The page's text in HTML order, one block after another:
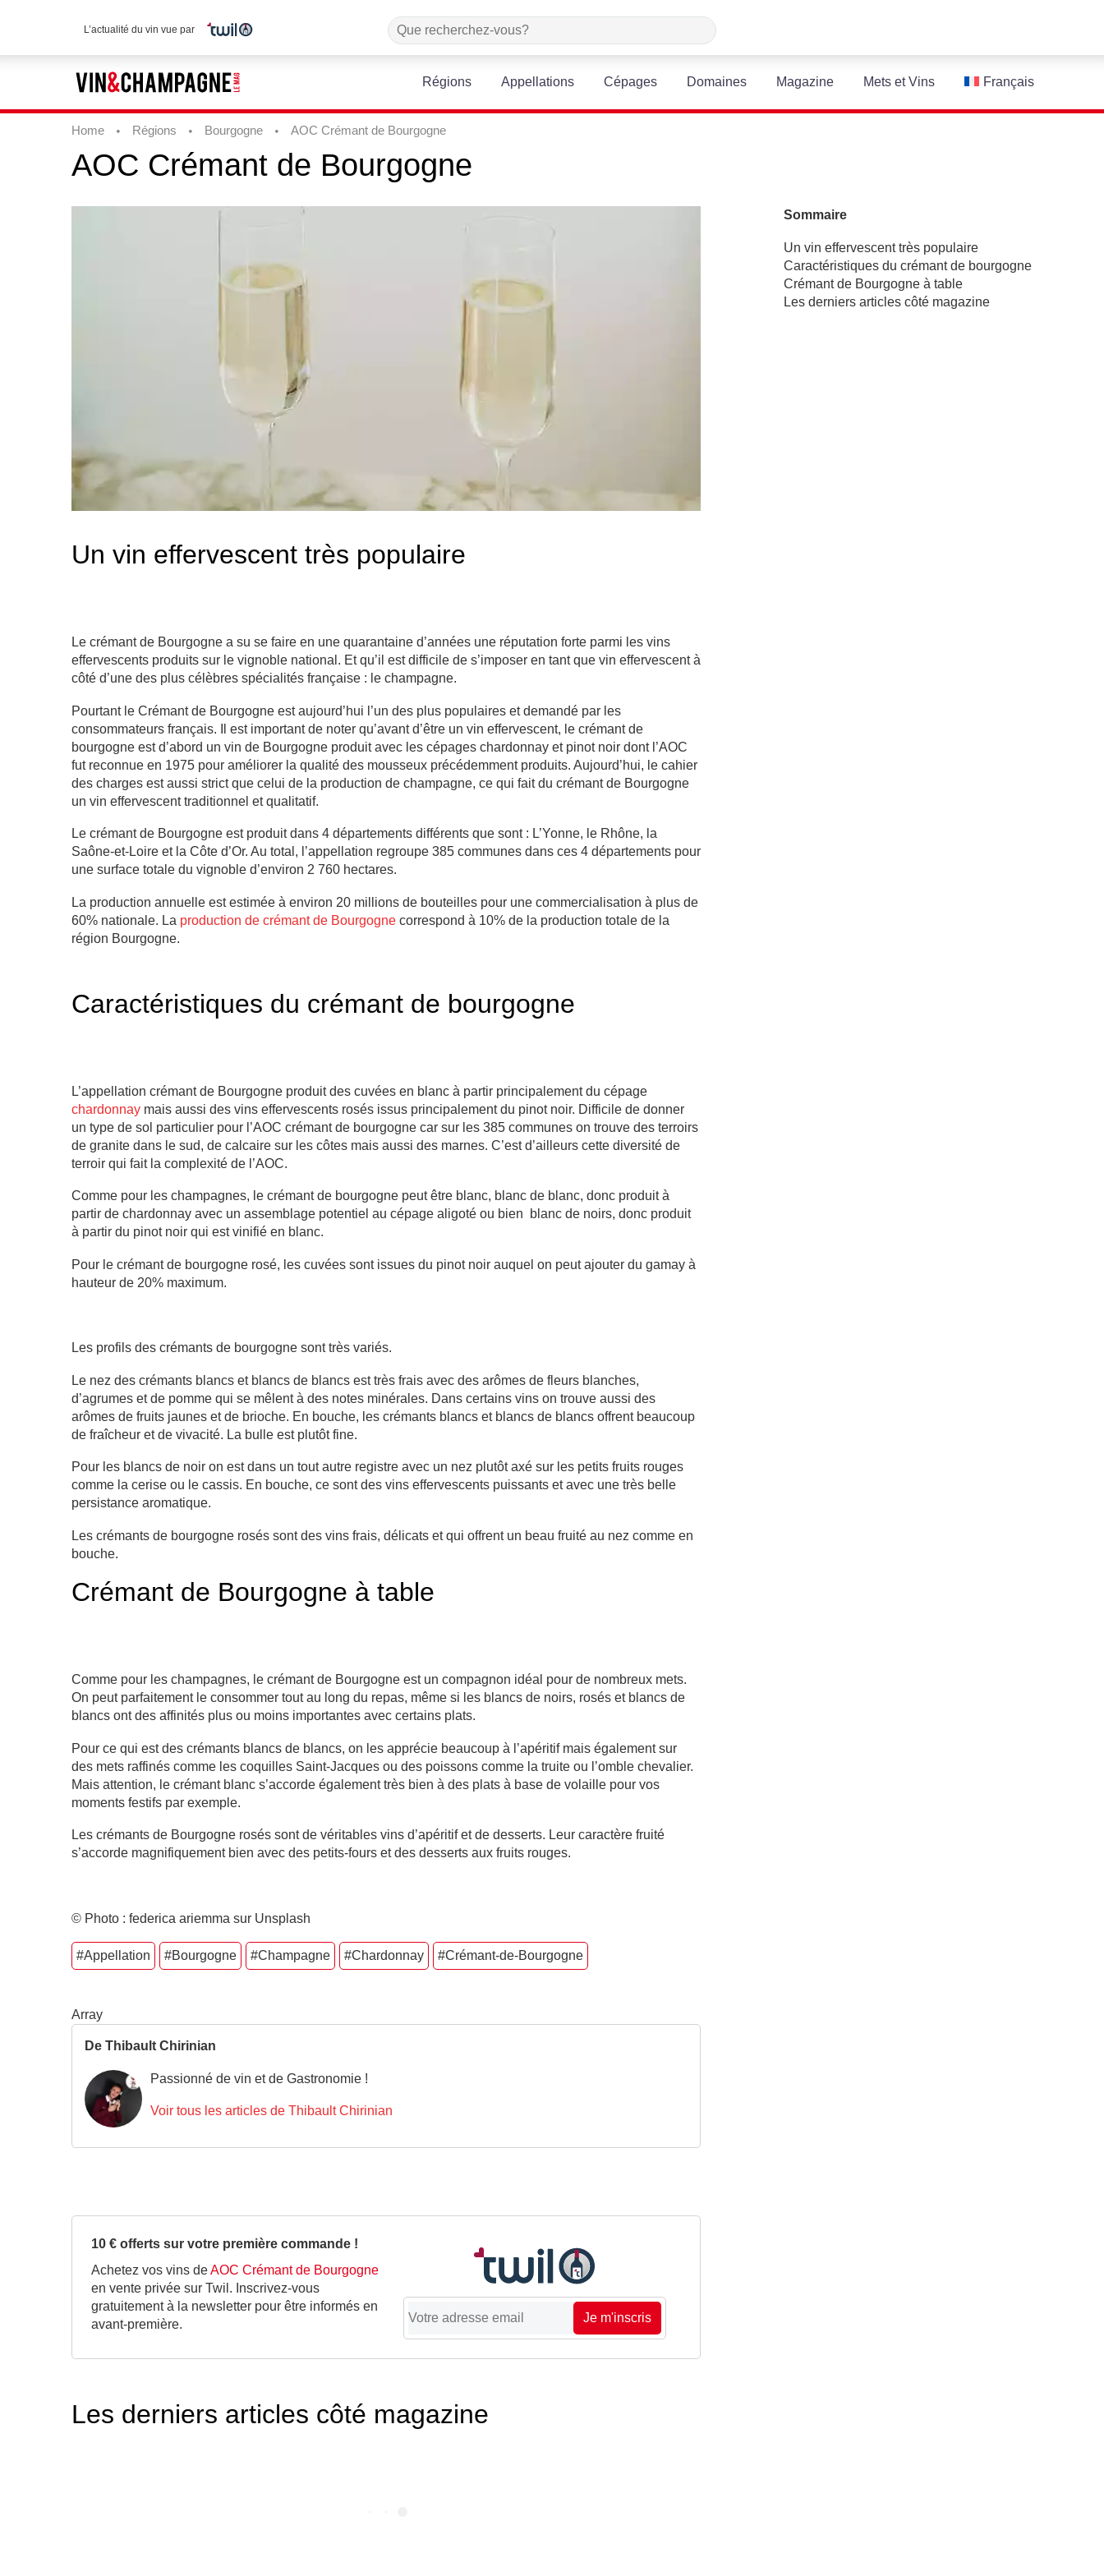
L’actualité du vin vue par
Régions Appellations Cépages Domaines Magazine Mets et Vins Français
Home Régions Bourgogne AOC Crémant de Bourgogne
AOC Crémant de Bourgogne
Sommaire
Un vin effervescent très populaire
Caractéristiques du crémant de bourgogne
Crémant de Bourgogne à table
Les derniers articles côté magazine
Un vin effervescent très populaire
Le crémant de Bourgogne a su se faire en une quarantaine d’années une réputation forte parmi les vins
effervescents produits sur le vignoble national. Et qu’il est difficile de s’imposer en tant que vin effervescent à
côté d’une des plus célèbres spécialités française : le champagne.
Pourtant le Crémant de Bourgogne est aujourd’hui l’un des plus populaires et demandé par les
consommateurs français. Il est important de noter qu’avant d’être un vin effervescent, le crémant de
bourgogne est d’abord un vin de Bourgogne produit avec les cépages chardonnay et pinot noir dont l’AOC
fut reconnue en 1975 pour améliorer la qualité des mousseux précédemment produits. Aujourd’hui, le cahier
des charges est aussi strict que celui de la production de champagne, ce qui fait du crémant de Bourgogne
un vin effervescent traditionnel et qualitatif.
Le crémant de Bourgogne est produit dans 4 départements différents que sont : L’Yonne, le Rhône, la
Saône-et-Loire et la Côte d’Or. Au total, l’appellation regroupe 385 communes dans ces 4 départements pour
une surface totale du vignoble d’environ 2 760 hectares.
La production annuelle est estimée à environ 20 millions de bouteilles pour une commercialisation à plus de
60% nationale. La production de crémant de Bourgogne correspond à 10% de la production totale de la
région Bourgogne.
Caractéristiques du crémant de bourgogne
L’appellation crémant de Bourgogne produit des cuvées en blanc à partir principalement du cépage
chardonnay mais aussi des vins effervescents rosés issus principalement du pinot noir. Difficile de donner
un type de sol particulier pour l’AOC crémant de bourgogne car sur les 385 communes on trouve des terroirs
de granite dans le sud, de calcaire sur les côtes mais aussi des marnes. C’est d’ailleurs cette diversité de
terroir qui fait la complexité de l’AOC.
Comme pour les champagnes, le crémant de bourgogne peut être blanc, blanc de blanc, donc produit à
partir de chardonnay avec un assemblage potentiel au cépage aligoté ou bien blanc de noirs, donc produit
à partir du pinot noir qui est vinifié en blanc.
Pour le crémant de bourgogne rosé, les cuvées sont issues du pinot noir auquel on peut ajouter du gamay à
hauteur de 20% maximum.
Les profils des crémants de bourgogne sont très variés.
Le nez des crémants blancs et blancs de blancs est très frais avec des arômes de fleurs blanches,
d’agrumes et de pomme qui se mêlent à des notes minérales. Dans certains vins on trouve aussi des
arômes de fruits jaunes et de brioche. En bouche, les crémants blancs et blancs de blancs offrent beaucoup
de fraîcheur et de vivacité. La bulle est plutôt fine.
Pour les blancs de noir on est dans un tout autre registre avec un nez plutôt axé sur les petits fruits rouges
comme la cerise ou le cassis. En bouche, ce sont des vins effervescents puissants et avec une très belle
persistance aromatique.
Les crémants de bourgogne rosés sont des vins frais, délicats et qui offrent un beau fruité au nez comme en
bouche.
Crémant de Bourgogne à table
Comme pour les champagnes, le crémant de Bourgogne est un compagnon idéal pour de nombreux mets.
On peut parfaitement le consommer tout au long du repas, même si les blancs de noirs, rosés et blancs de
blancs ont des affinités plus ou moins importantes avec certains plats.
Pour ce qui est des crémants blancs de blancs, on les apprécie beaucoup à l’apéritif mais également sur
des mets raffinés comme les coquilles Saint-Jacques ou des poissons comme la truite ou l’omble chevalier.
Mais attention, le crémant blanc s’accorde également très bien à des plats à base de volaille pour vos
moments festifs par exemple.
Les crémants de Bourgogne rosés sont de véritables vins d’apéritif et de desserts. Leur caractère fruité
s’accorde magnifiquement bien avec des petits-fours et des desserts aux fruits rouges.
© Photo : federica ariemma sur Unsplash
#Appellation #Bourgogne #Champagne #Chardonnay #Crémant-de-Bourgogne
Array
De Thibault Chirinian
Passionné de vin et de Gastronomie !
Voir tous les articles de Thibault Chirinian
10 € offerts sur votre première commande !
Achetez vos vins deAOC Crémant de Bourgogne
en vente privée sur Twil. Inscrivez-vous
gratuitement à la newsletter pour être informés en
avant-première.
Je m'inscris
Les derniers articles côté magazine